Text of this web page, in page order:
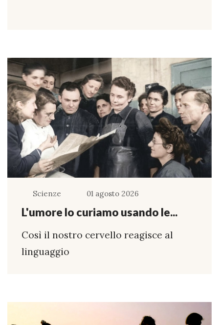
Scienze 01 agosto 2026
L'umore lo curiamo usando le...
Così il nostro cervello reagisce al
linguaggio